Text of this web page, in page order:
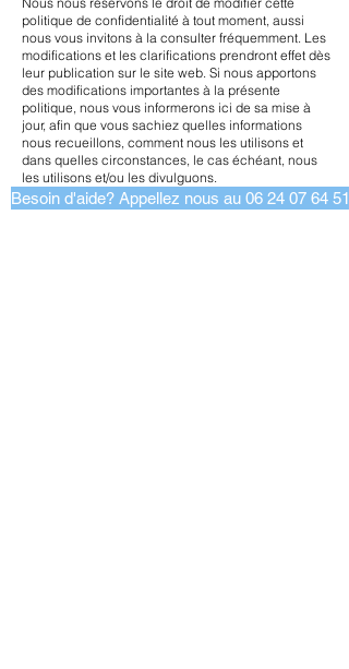
politique de confidentialité à tout moment, aussi
nous vous invitons à la consulter fréquemment. Les
modifications et les clarifications prendront effet dès
leur publication sur le site web. Si nous apportons
des modifications importantes à la présente
politique, nous vous informerons ici de sa mise à
jour, afin que vous sachiez quelles informations
nous recueillons, comment nous les utilisons et
dans quelles circonstances, le cas échéant, nous
les utilisons et/ou les divulguons.
Besoin d'aide? Appellez nous au 06 24 07 64 51